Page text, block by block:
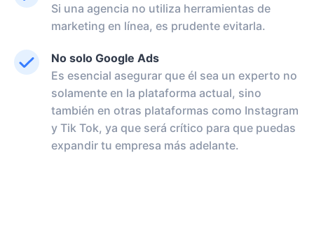
Si una agencia no utiliza herramientas de
marketing en línea, es prudente evitarla.
No solo Google Ads
Es esencial asegurar que él sea un experto no
solamente en la plataforma actual, sino
también en otras plataformas como Instagram
y Tik Tok, ya que será crítico para que puedas
expandir tu empresa más adelante.